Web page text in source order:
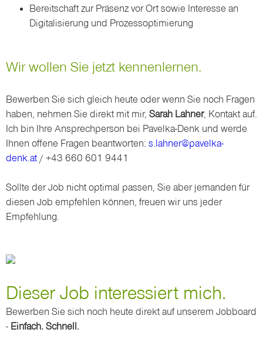
Bereitschaft zur Präsenz vor Ort sowie Interesse an
Digitalisierung und Prozessoptimierung
Wir wollen Sie jetzt kennenlernen.
Bewerben Sie sich gleich heute oder wenn Sie noch Fragen
haben, nehmen Sie direkt mit mir, Sarah Lahner, Kontakt auf.
Ich bin Ihre Ansprechperson bei Pavelka-Denk und werde
Ihnen offene Fragen beantworten: s.lahner@pavelka-
denk.at / +43 660 601 9441
Sollte der Job nicht optimal passen, Sie aber jemanden für
diesen Job empfehlen können, freuen wir uns jeder
Empfehlung.
Dieser Job interessiert mich.
Bewerben Sie sich noch heute direkt auf unserem Jobboard
- Einfach. Schnell.